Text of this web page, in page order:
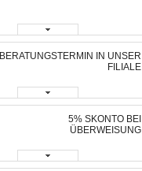
BERATUNGSTERMIN IN UNSER
FILIALE
5% SKONTO BEI
ÜBERWEISUNG